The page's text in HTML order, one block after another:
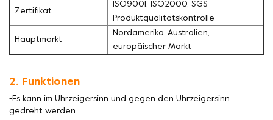
Zertifikat
ISO9001, ISO2000, SGS-
Produktqualitätskontrolle
Hauptmarkt
Nordamerika, Australien,
europäischer Markt
2. Funktionen
-Es kann im Uhrzeigersinn und gegen den Uhrzeigersinn
gedreht werden.